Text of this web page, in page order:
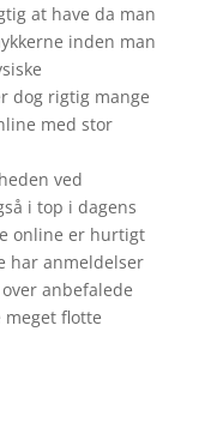
at have da man
inden man
dog rigtig mange
med stor
ved
i top i dagens
online er hurtigt
har anmeldelser
anbefalede
flotte